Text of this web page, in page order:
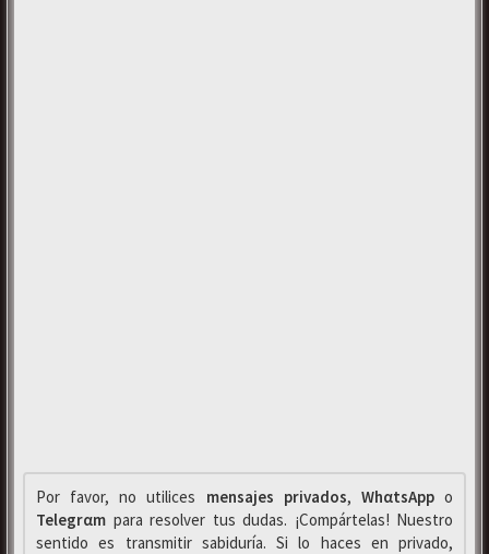
Por favor, no utilices mensajes privados, WhαtsAppo
Telegrαm para resolver tus dudas. ¡Compártelas! Nuestro
sentido es transmitir sabiduría. Si lo haces en privado,